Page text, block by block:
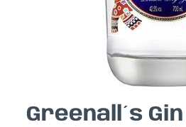
Greenall´s